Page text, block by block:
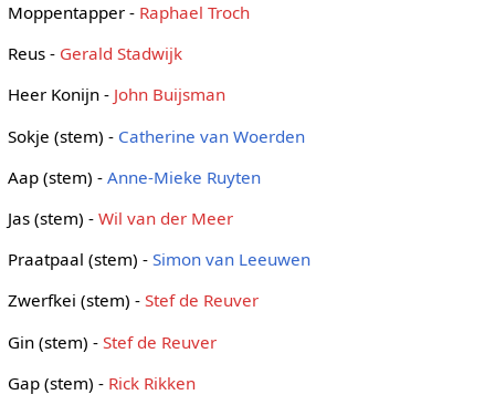
Moppentapper - Raphael Troch
Reus - Gerald Stadwijk
Heer Konijn - John Buijsman
Sokje (stem) - Catherine van Woerden
Aap (stem) - Anne-Mieke Ruyten
Jas (stem) - Wil van der Meer
Praatpaal (stem) - Simon van Leeuwen
Zwerfkei (stem) - Stef de Reuver
Gin (stem) - Stef de Reuver
Gap (stem) - Rick Rikken